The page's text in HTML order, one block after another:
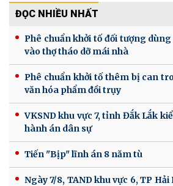
ĐỌC NHIỀU NHẤT
Phê chuẩn khởi tố đối tượng
vào thợ tháo dỡ mái nhà
Phê chuẩn khởi tố thêm bị can
văn hóa phẩm đồi trụy
VKSND khu vực 7, tỉnh Đắk Lắk
hành án dân sự
Tiến "Bịp" lĩnh án 8 năm tù
Ngày 7/8, TAND khu vực 6, TP